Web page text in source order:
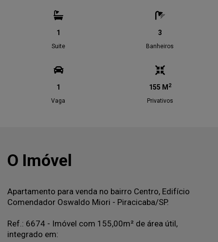
1
Suite
3
Banheiros
1
Vaga
155 M 2
Privativos
O Imóvel
Apartamento para venda no bairro Centro, Edifício
Comendador Oswaldo Miori - Piracicaba/SP.
Ref.: 6674 - Imóvel com 155,00m² de área útil,
integrado em: